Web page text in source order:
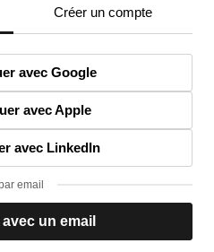
Créer un compte
avec Google
avec Apple
avec LinkedIn
email
un email